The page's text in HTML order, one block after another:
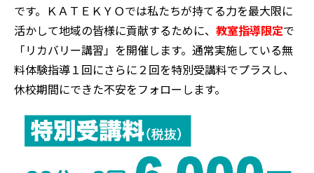
です。ＫＡＴＥＫＹＯでは私たちが持てる力を最大限に
活かして地域の皆様に貢献するために、 教室指導限定で
「リカバリー講習」を開催します。通常実施している無
料体験指導１回にさらに２回を特別受講料でプラスし、
休校期間にできた不安をフォローします。